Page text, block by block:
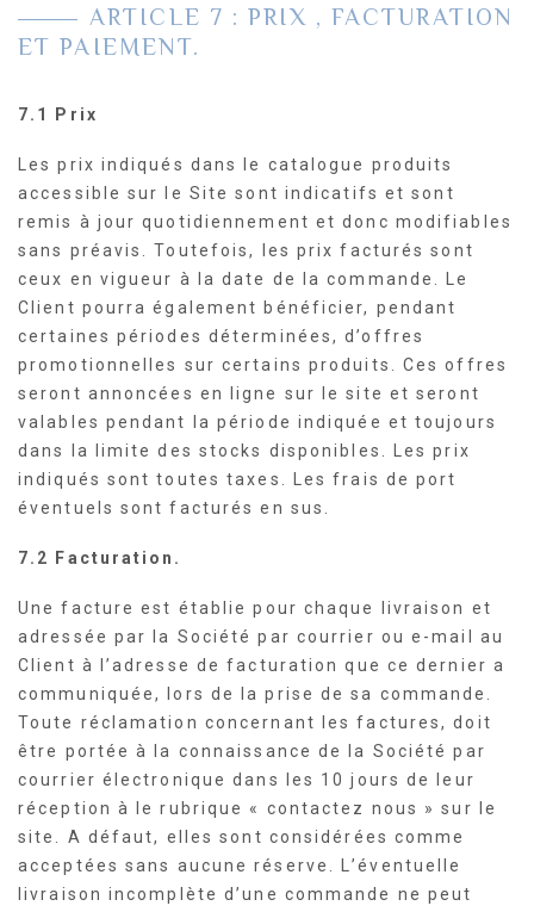
ARTICLE 7 : PRIX , FACTURATION
ET PAIEMENT.
7.1 Prix
Les prix indiqués dans le catalogue produits
accessible sur le Site sont indicatifs et sont
remis à jour quotidiennement et donc modifiables
sans préavis. Toutefois, les prix facturés sont
ceux en vigueur à la date de la commande. Le
Client pourra également bénéficier, pendant
certaines périodes déterminées, d’offres
promotionnelles sur certains produits. Ces offres
seront annoncées en ligne sur le site et seront
valables pendant la période indiquée et toujours
dans la limite des stocks disponibles. Les prix
indiqués sont toutes taxes. Les frais de port
éventuels sont facturés en sus.
7.2 Facturation.
Une facture est établie pour chaque livraison et
adressée par la Société par courrier ou e-mail au
Client à l’adresse de facturation que ce dernier a
communiquée, lors de la prise de sa commande.
Toute réclamation concernant les factures, doit
être portée à la connaissance de la Société par
courrier électronique dans les 10 jours de leur
réception à le rubrique « contactez nous » sur le
site. A défaut, elles sont considérées comme
acceptées sans aucune réserve. L’éventuelle
livraison incomplète d’une commande ne peut